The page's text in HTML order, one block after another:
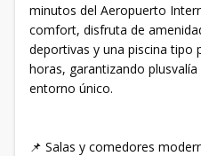
minutos del Aeropuerto
comfort, disfruta de
deportivas y una piscina tipo
horas, garantizando
entorno único.
📌 Salas y comedores